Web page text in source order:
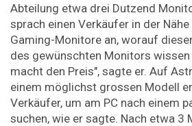
Abteilung etwa drei Dutzend
sprach einen Verkäufer in der
Gaming-Monitore an, worauf
des gewünschten Monitors
macht den Preis", sagte er. Auf
einem möglichst grossen Modell
Verkäufer, um am PC nach einem
suchen, wie er sagte. Nach etwa 3